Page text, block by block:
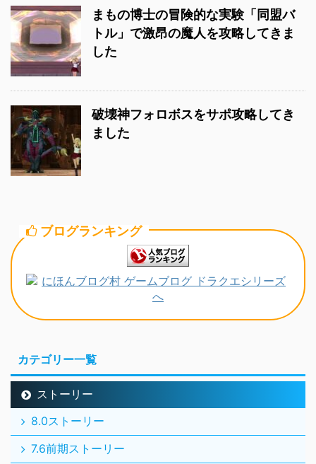
まもの博士の冒険的な実験「同盟バ
トル」で激昂の魔人を攻略してきま
した
破壊神フォロボスをサポ攻略してき
ました
ブログランキング
カテゴリー一覧
ストーリー
8.0ストーリー
7.6前期ストーリー